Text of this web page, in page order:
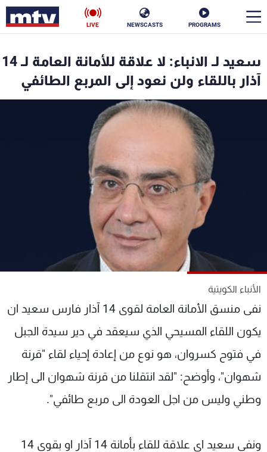
PROGRAMS
NEWSCASTS
LIVE
سعيد لـ الانباء: لا علاقة للأمانة العامة لـ 14
آذار باللقاء ولن نعود إلى المربع الطائفي
الأنباء الكويتية
نفى منسق الأمانة العامة لقوى 14 آذار فارس سعيد ان
يكون اللقاء المسيحي الذي سيعقد في دير سيدة الجبل
في فتوح كسروان، هو نوع من إعادة إحياء لقاء "قرنة
شهوان"، وأوضح: "لقد انتقلنا من قرنة شهوان الى إطار
وطني وليس من اجل العودة الى مربع طائفي".
ونفى سعيد اي علاقة للقاء بأمانة 14 آذار او بقوى 14
الأخبار
ناس
رياضة
كأس العالم
جدول البرامج
الترددات
عن MTV
لاعلاناتكم
وظائف
شروط الإسـتخدام
سياسة الخصوصية